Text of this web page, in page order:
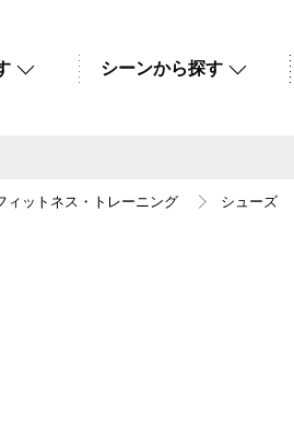
シーンから探す
ィットネス・トレーニング シューズ